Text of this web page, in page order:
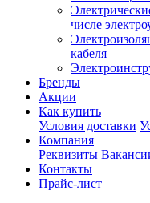
числе
кабеля
Бренды
Акции
Как купить
Условия доставки
Компания
Реквизиты
Контакты
Прайс-лист